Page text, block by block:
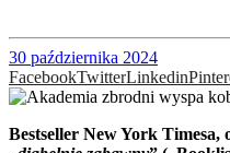
30 października 2024
FacebookTwitterLinkedin
Bestseller New York Timesa,